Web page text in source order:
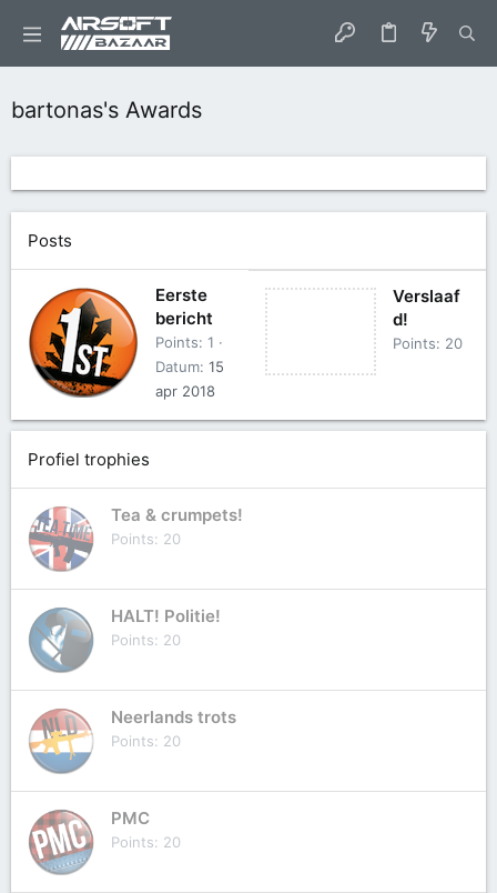
bartonas's Awards
Posts
Eerste
bericht
Points 1
Datum 15
apr 2018
Verslaaf
d!
Points 20
Profiel trophies
Tea & crumpets!
Points 20
HALT! Politie!
Points 20
Neerlands trots
Points 20
PMC
Points 20